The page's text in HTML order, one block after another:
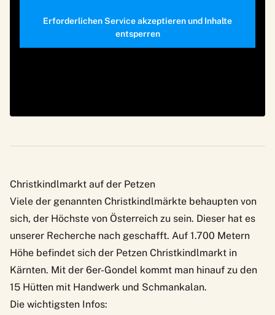
Erforderlichen Service akzeptieren und Inhalte
entsperren
Christkindlmarkt auf der Petzen
Viele der genannten Christkindlmärkte behaupten von
sich, der Höchste von Österreich zu sein. Dieser hat es
unserer Recherche nach geschafft. Auf 1.700 Metern
Höhe befindet sich der Petzen Christkindlmarkt in
Kärnten. Mit der 6er-Gondel kommt man hinauf zu den
15 Hütten mit Handwerk und Schmankalan.
Die wichtigsten Infos: